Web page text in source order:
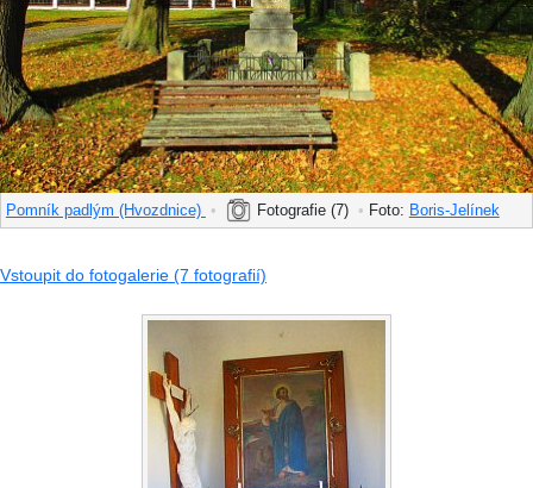
Pomník padlým (Hvozdnice) • Fotografie (7) • Foto: Boris-Jelínek
Vstoupit do fotogalerie (7 fotografií)